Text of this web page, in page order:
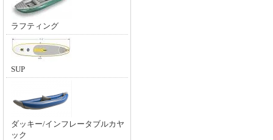
ラフティング
SUP
ダッキー/インフレータブルカヤ
ック